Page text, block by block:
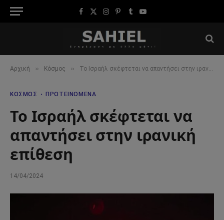
Facebook
X
Instagram
Pinterest
TumblrYouTube
Αρχική » Κόσμος » Το Ισραήλ σκέφτεται να απαντήσει στην ιρανική επίθεση
ΚΌΣΜΟΣ ΠΡΟΤΕΙΝΌΜΕΝΑ
Το Ισραήλ σκέφτεται να
απαντήσει στην ιρανική
επίθεση
14/04/2024